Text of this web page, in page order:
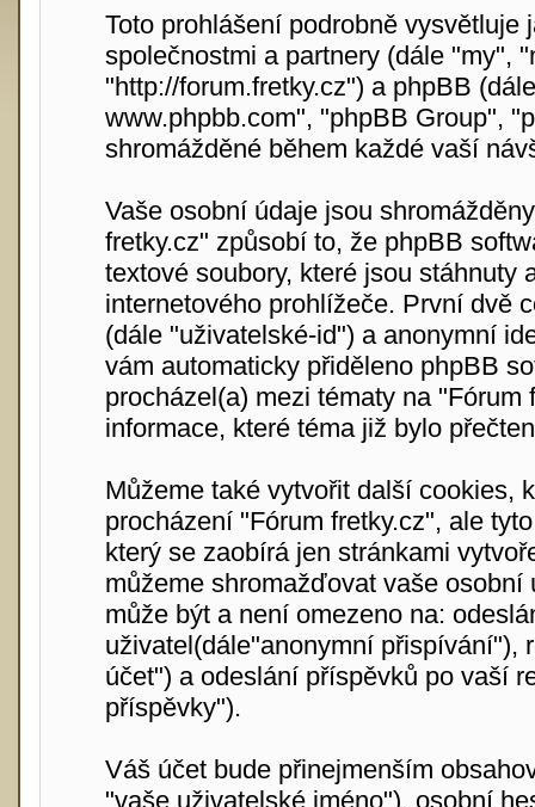
Toto prohlášení podrobně vysvětluje
společnostmi a partnery (dále "my",
"http://forum.fretky.cz") a phpBB
www.phpbb.com", "phpBB Group",
shromážděné během každé vaší
Vaše osobní údaje jsou
fretky.cz" způsobí to, že phpBB
textové soubory, které jsou stáhnuty
internetového prohlížeče. První dvě
(dále "uživatelské-id") a anonymní
vám automaticky přiděleno phpBB
procházel(a) mezi tématy na
informace, které téma již bylo
Můžeme také vytvořit další cookies,
procházení "Fórum fretky.cz", ale
který se zaobírá jen stránkami
můžeme shromažďovat vaše
může být a není omezeno na:
uživatel(dále"anonymní přispívání"),
účet") a odeslání příspěvků po vaší
příspěvky").
Váš účet bude přinejmenším
"vaše uživatelské jméno"), osobní